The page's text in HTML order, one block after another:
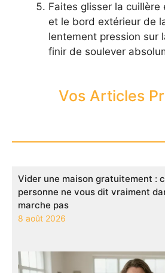
Faites glisser la cuillère
et le bord extérieur de
lentement pression sur
finir de soulever
Vos Articles
Vider une maison gratuitement :
personne ne vous dit vraiment
marche pas
8 août 2026